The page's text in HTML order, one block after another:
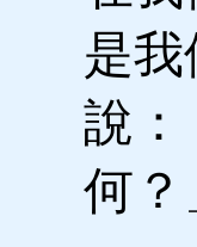
是
說：
何？